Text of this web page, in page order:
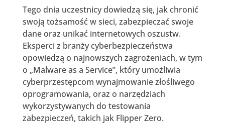
Tego dnia uczestnicy dowiedzą się, jak chronić
swoją tożsamość w sieci, zabezpieczać swoje
dane oraz unikać internetowych oszustw.
Eksperci z branży cyberbezpieczeństwa
opowiedzą o najnowszych zagrożeniach, w tym
o „Malware as a Service”, który umożliwia
cyberprzestępcom wynajmowanie złośliwego
oprogramowania, oraz o narzędziach
wykorzystywanych do testowania
zabezpieczeń, takich jak Flipper Zero.